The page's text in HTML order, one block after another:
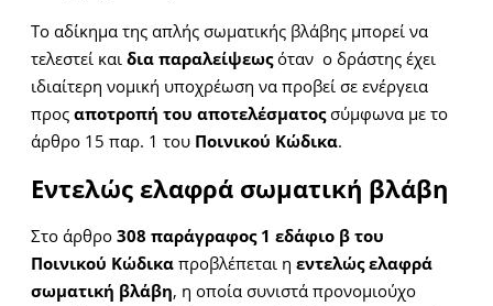
Το αδίκημα της απλής σωματικής βλάβης μπορεί να
τελεστεί και δια παραλείψεωςόταν ο δράστης έχει
ιδιαίτερη νομική υποχρέωση να προβεί σε ενέργεια
προς αποτροπή του αποτελέσματοςσύμφωνα με το
άρθρο 15 παρ. 1 του Ποινικού Κώδικα.
Εντελώς ελαφρά σωματική βλάβη
Στο άρθρο 308 παράγραφος 1 εδάφιο β του
Ποινικού Κώδικα προβλέπεται η εντελώς ελαφρά
σωματική βλάβη, η οποία συνιστά προνομιούχο